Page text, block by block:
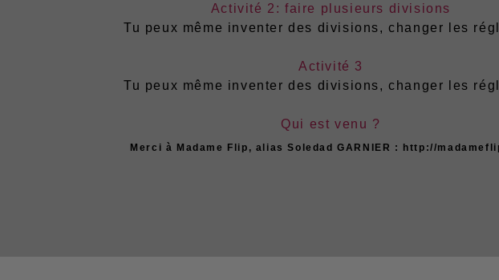
Activité 2: faire plusieurs divisions
Tu peux même inventer des divisions, changer les
Activité 3
Tu peux même inventer des divisions, changer les
Qui est venu ?
Merci à Madame Flip, alias Soledad GARNIER : http://